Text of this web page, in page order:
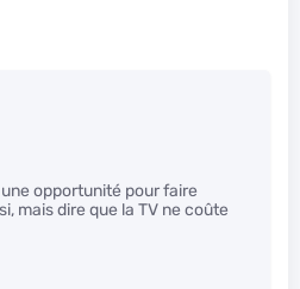
opportunité pour faire
mais dire que la TV ne coûte